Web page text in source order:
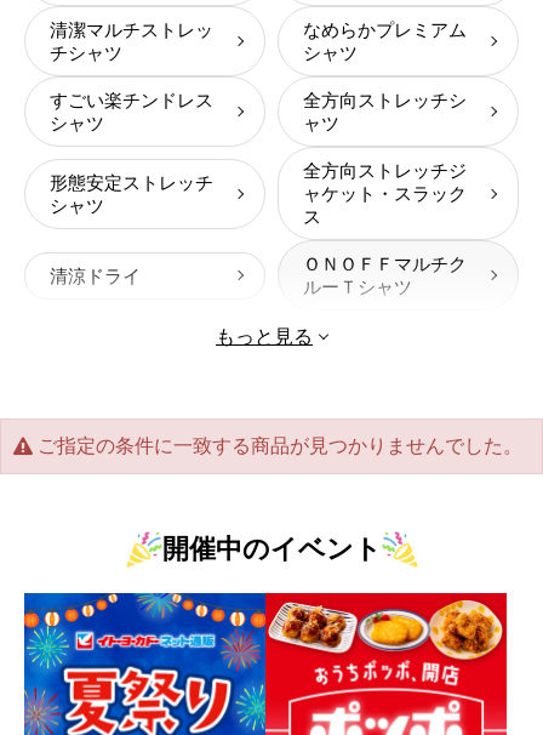
清潔マルチストレッ
チシャツ
なめらかプレミアム
シャツ
すごい楽チンドレス
シャツ
全方向ストレッチシ
ャツ
形態安定ストレッチ
シャツ
全方向ストレッチジ
ャケット・スラック
ス
清涼ドライ
ＯＮＯＦＦマルチク
ルーＴシャツ
もっと見る
ご指定の条件に一致する商品が見つかりませんでした。
開催中のイベント